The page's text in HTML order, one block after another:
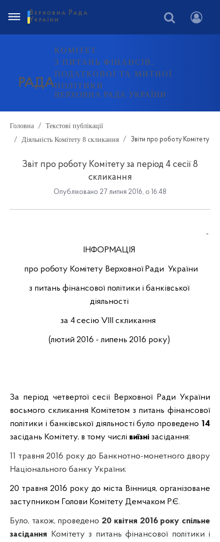
РАДА
КОМІТЕТ
З ПИТАНЬ ФІНАНСІВ,
ПОДАТКОВОЇ ТА МИТНОЇ
ПОЛІТИКИ
ВЕРХОВНА РАДА УКРАЇНИ
Верховна Рада
України
Головна
Текстові публікації
Діяльність Комітету 8 скликання
Звіти про роботу Комітету
Звіт про роботу Комітету за період 4 сесії 8
скликання
Опубліковано 27 липня 2016, о 16:48
ІНФОРМАЦІЯ
про роботу Комітету Верховної Ради України
з питань фінансової політики і банківської
діяльності
за 4 сесію VIIІ скликання
(лютий 2016 - липень 2016 року)
За період четвертої сесії Верховної Ради України
восьмого скликання Комітетом з питань фінансової
політики і банківської діяльності було проведено 14
засідань Комітету, в тому числі виїзні засідання:
11 травня 2016 року до Банкнотно-монетного двору
Національного банку України;
20 травня 2016 року до міста Вінниця, організоване
заступником Голови Комітету Демчаком Р.Є.
Було, також, проведено 20 квітня 2016 року спільне
засідання Комітету з питань фінансової політики і